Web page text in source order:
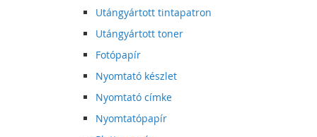
Utángyártott tintapatron
Utángyártott toner
Fotópapír
Nyomtató készlet
Nyomtató címke
Nyomtatópapír